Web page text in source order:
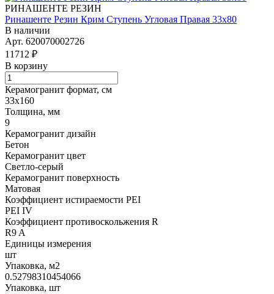
РИНАШЕНТЕ РЕЗИН
Ринашенте Резин Крим Ступень Угловая Правая 33х80
В наличии
Арт. 620070002726
11712 ₽
В корзину
Керамогранит формат, см
33х160
Толщина, мм
9
Керамогранит дизайн
Бетон
Керамогранит цвет
Светло-серый
Керамогранит поверхность
Матовая
Коэффициент истираемости PEI
PEI IV
Коэффициент противоскольжения R
R9 A
Единицы измерения
шт
Упаковка, м2
0.52798310454066
Упаковка, шт